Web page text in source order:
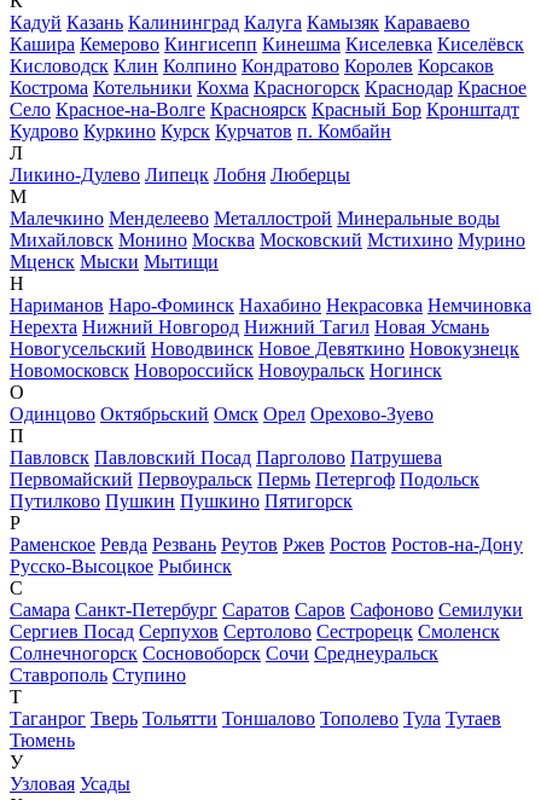
Кадуй Казань Калининград Калуга Камызяк Караваево
Кашира Кемерово Кингисепп Кинешма Киселевка Киселёвск
Кисловодск Клин Колпино Кондратово Королев Корсаков
Кострома Котельники Кохма Красногорск Краснодар Красное
Село Красное-на-Волге Красноярск Красный Бор Кронштадт
Кудрово Куркино Курск Курчатов п. Комбайн
Л
Ликино-Дулево Липецк Лобня Люберцы
М
Малечкино Менделеево Металлострой Минеральные воды
Михайловск Монино Москва Московский Мстихино Мурино
Мценск Мыски Мытищи
Н
Нариманов Наро-Фоминск Нахабино Некрасовка Немчиновка
Нерехта Нижний Новгород Нижний Тагил Новая Усмань
Новогусельский Новодвинск Новое Девяткино Новокузнецк
Новомосковск Новороссийск Новоуральск Ногинск
О
Одинцово Октябрьский Омск Орел Орехово-Зуево
П
Павловск Павловский Посад Парголово Патрушева
Первомайский Первоуральск Пермь Петергоф Подольск
Путилково Пушкин Пушкино Пятигорск
Р
Раменское Ревда Резвань Реутов Ржев Ростов Ростов-на-Дону
Русско-Высоцкое Рыбинск
С
Самара Санкт-Петербург Саратов Саров Сафоново Семилуки
Сергиев Посад Серпухов Сертолово Сестрорецк Смоленск
Солнечногорск Сосновоборск Сочи Среднеуральск
Ставрополь Ступино
Т
Таганрог Тверь Тольятти Тоншалово Тополево Тула Тутаев
Тюмень
У
Узловая Усады